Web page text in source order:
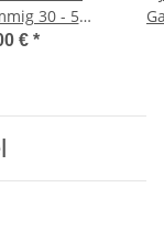
30 - 50
€ *